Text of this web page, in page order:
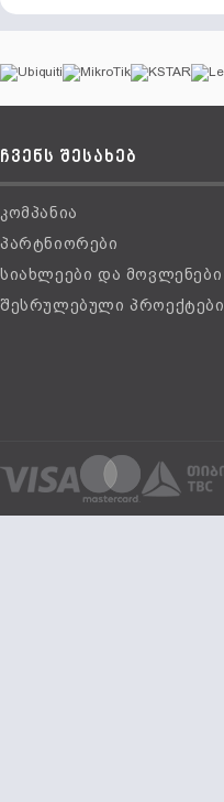
ჩვენს შესახებ
კომპანია
პარტნიორები
სიახლეები და მოვლენები
შესრულებული პროექტები